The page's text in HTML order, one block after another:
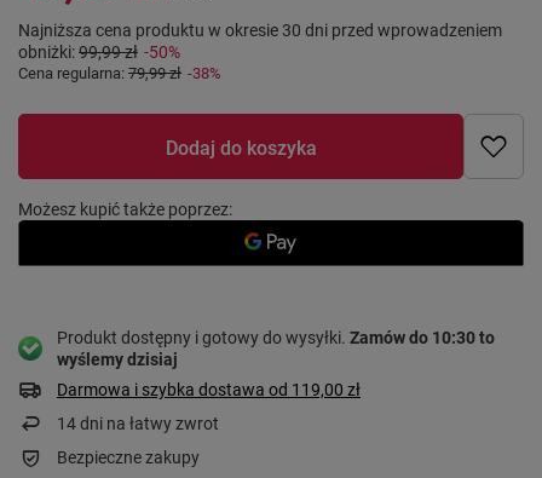
Najniższa cena produktu w okresie 30 dni przed wprowadzeniem
obniżki:99,99 zł -50%
Cena regularna: 79,99 zł -38%
Dodaj do koszyka
Możesz kupić także poprzez:
Produkt dostępny i gotowy do wysyłki Zamów do 10:30 to
wyślemy dzisiaj
Darmowa i szybka dostawa od 119,00 zł
14dni na łatwy zwrot
Bezpieczne zakupy